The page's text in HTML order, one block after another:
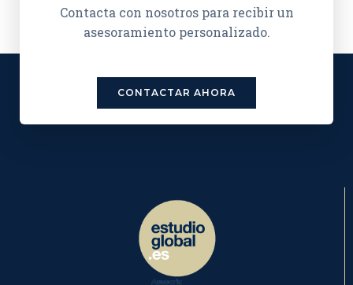
Contacta con nosotros para recibir un
asesoramiento personalizado.
CONTACTAR AHORA